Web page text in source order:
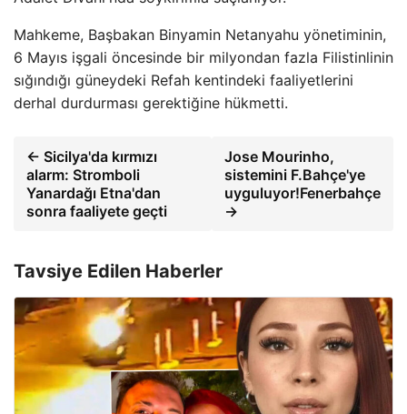
Mahkeme, Başbakan Binyamin Netanyahu yönetiminin,
6 Mayıs işgali öncesinde bir milyondan fazla Filistinlinin
sığındığı güneydeki Refah kentindeki faaliyetlerini
derhal durdurması gerektiğine hükmetti.
← Sicilya'da kırmızı
alarm: Stromboli
Yanardağı Etna'dan
sonra faaliyete geçti
Jose Mourinho,
sistemini F.Bahçe'ye
uyguluyor!Fenerbahçe
→
Tavsiye Edilen Haberler